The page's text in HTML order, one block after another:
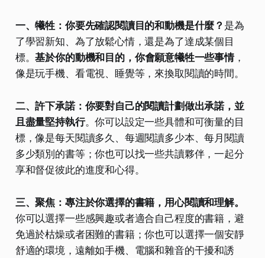
一、犧牲：你要先確認閱讀目的和動機是什麼？ 是為
了學習新知、為了放鬆心情，還是為了達成某個目
標。基於你的動機和目的，你會願意犧牲一些事情，
像是玩手機、看電視、睡覺等，來換取閱讀的時間。
二、許下承諾：你要對自己的閱讀計劃做出承諾，並
且盡量堅持執行。你可以設定一些具體和可衡量的目
標，像是每天閱讀多久、每週閱讀多少本、每月閱讀
多少類別的書等；你也可以找一些共讀夥伴，一起分
享和督促彼此的進度和心得。
三、聚焦：專注於你選擇的書籍，用心閱讀和理解。
你可以選擇一些感興趣或者適合自己程度的書籍，避
免過於枯燥或者困難的書籍；你也可以選擇一個安靜
舒適的環境，遠離如手機、電腦和雜音的干擾和誘